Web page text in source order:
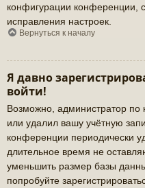
конфигурации конференции,
исправления настроек.
Вернуться к началу
Я давно
войти!
Возможно, администратор по
или удалил вашу учётную
конференции периодически
длительное время не
уменьшить размер базы
попробуйте